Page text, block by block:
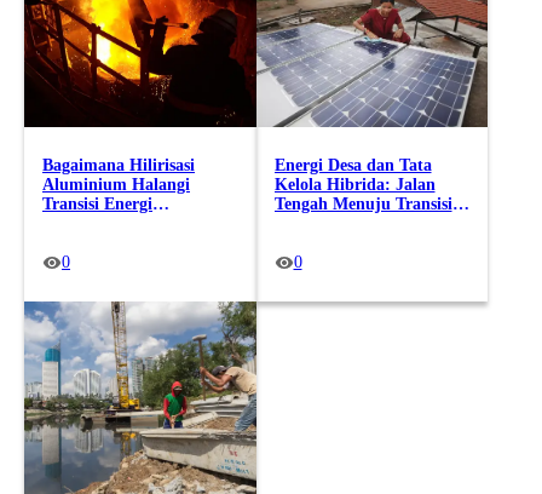
Bagaimana Hilirisasi
Aluminium Halangi
Transisi Energi
0
Energi Desa dan Tata
Kelola Hibrida: Jalan
Tengah Menuju Transisi
0